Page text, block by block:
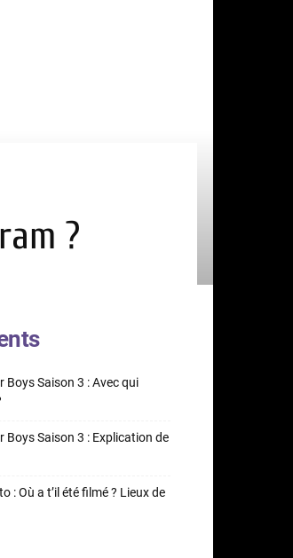
?
Boys Saison 3 : Avec qui
Boys Saison 3 : Explication de
: Où a t’il été filmé ? Lieux de